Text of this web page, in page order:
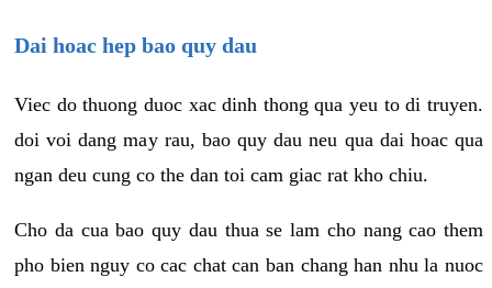
Dai hoac hep bao quy dau
Viec do thuong duoc xac dinh thong qua yeu to di truyen.
doi voi dang may rau, bao quy dau neu qua dai hoac qua
ngan deu cung co the dan toi cam giac rat kho chiu.
Cho da cua bao quy dau thua se lam cho nang cao them
pho bien nguy co cac chat can ban chang han nhu la nuoc